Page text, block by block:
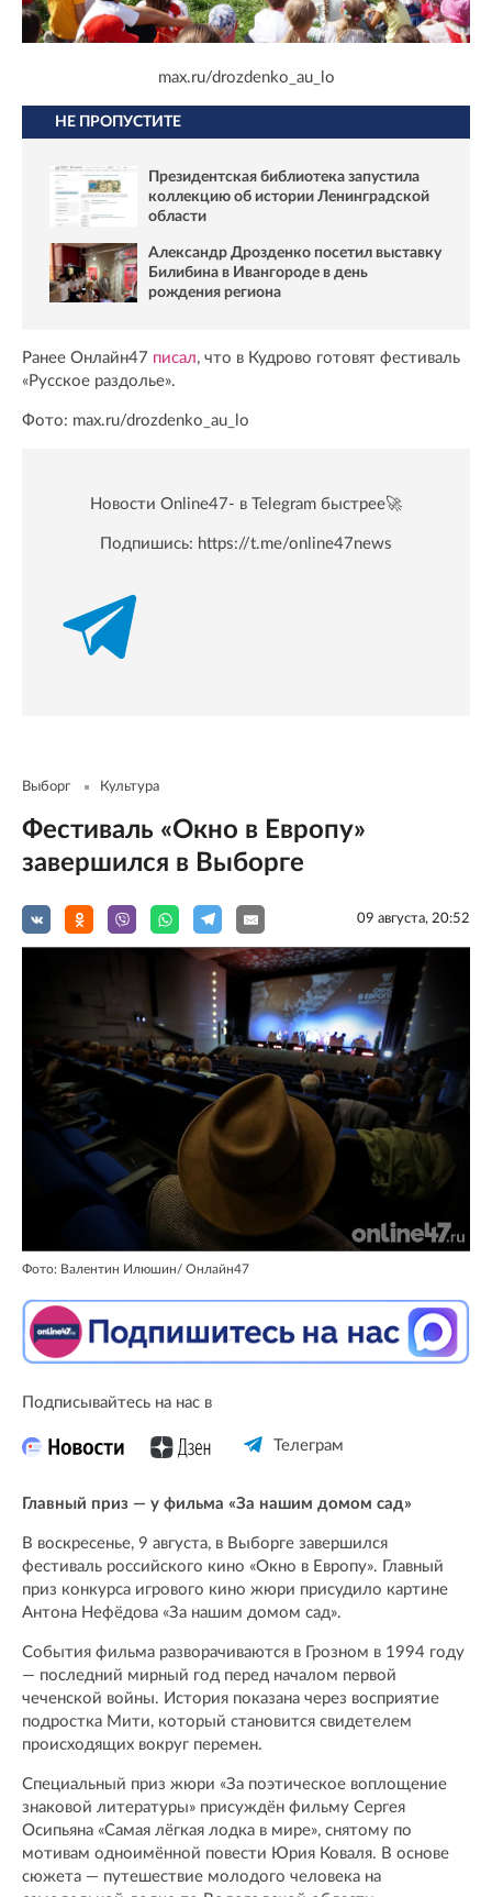
max.ru/drozdenko_au_lo
НЕ ПРОПУСТИТЕ
Президентская библиотека запустила
коллекцию об истории Ленинградской
области
Александр Дрозденко посетил выставку
Билибина в Ивангороде в день
рождения региона
Ранее Онлайн47 писал, что в Кудрово готовят фестиваль
«Русское раздолье».
Фото: max.ru/drozdenko_au_lo
Новости Online47- в Telegram быстрее🚀
Подпишись: https://t.me/online47news
Выборг Культура
Фестиваль «Окно в Европу»
завершился в Выборге
09 августа, 20:52
Фото: Валентин Илюшин/ Oнлайн47
Подписывайтесь на нас в
Телеграм
Главный приз — у фильма «За нашим домом сад»
В воскресенье, 9 августа, в Выборге завершился
фестиваль российского кино «Окно в Европу». Главный
приз конкурса игрового кино жюри присудило картине
Антона Нефёдова «За нашим домом сад».
События фильма разворачиваются в Грозном в 1994 году
— последний мирный год перед началом первой
чеченской войны. История показана через восприятие
подростка Мити, который становится свидетелем
происходящих вокруг перемен.
Специальный приз жюри «За поэтическое воплощение
знаковой литературы» присуждён фильму Сергея
Осипьяна «Самая лёгкая лодка в мире», снятому по
мотивам одноимённой повести Юрия Коваля. В основе
сюжета — путешествие молодого человека на